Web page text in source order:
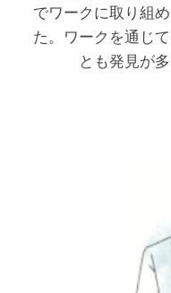
でワークに取り組
た。ワークを通じ
とも発見が